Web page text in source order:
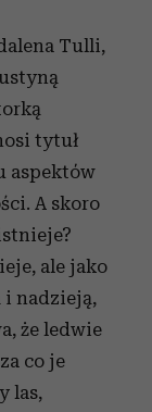
Tulli,
tytuł
aspektów
A skoro
ale jako
i nadzieją,
że ledwie
co je
las,